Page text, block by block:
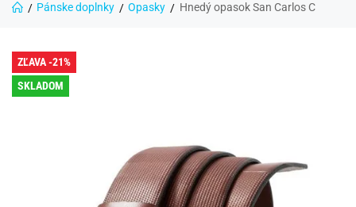
Pánske doplnky Opasky Hnedý opasok San Carlos C
ZĽAVA -21%
SKLADOM